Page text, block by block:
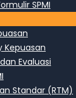
SPMI
Kepuasan
Evaluasi
Standar (RTM)